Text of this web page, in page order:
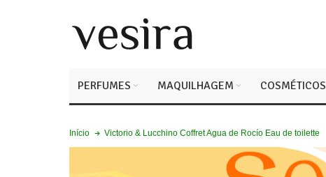
PERFUMES MAQUILHAGEM COSMÉTICOS
Início Victorio & Lucchino Coffret Agua de Rocío Eau de toilette